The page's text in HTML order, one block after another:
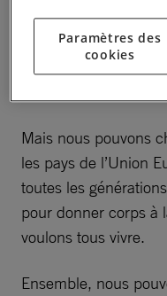
logement surpeuplé
Plus du tiers des
chez leurs parents
Mais nous pouvons
les pays de l’Union
toutes les
pour donner corps à
voulons tous vivre.
Ensemble, nous
Paramètres des
cookies